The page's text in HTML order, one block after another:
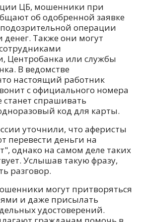
ЦБ, мошенники при
об одобренной заявке
операции
Также они могут
Центробанка или службы
В ведомстве
настоящий работник
с официального номера
станет спрашивать
код для карты.
уточнили, что аферисты
перевести деньги на
однако на самом деле таких
Услышав такую фразу,
разговор.
могут притворяться
и даже присылать
удостоверений.